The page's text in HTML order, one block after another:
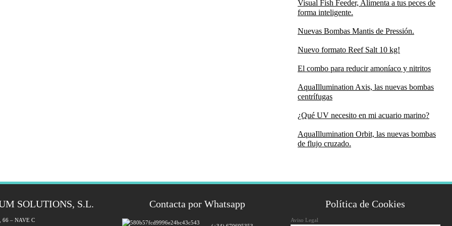
Visual Fish Feeder, Alimenta a tus peces de
forma inteligente.
Nuevas Bombas Mantis de Pressión.
Nuevo formato Reef Salt 10 kg!
El combo para reducir amoníaco y nitritos
AquaIllumination Axis, las nuevas bombas
centrífugas
¿Qué UV necesito en mi acuario marino?
AquaIllumination Orbit, las nuevas bombas
de flujo cruzado.
SOLUTIONS, S.L.
66 – NAVE C
Contacta por Whatsapp Política de Cookies
Aviso Legal